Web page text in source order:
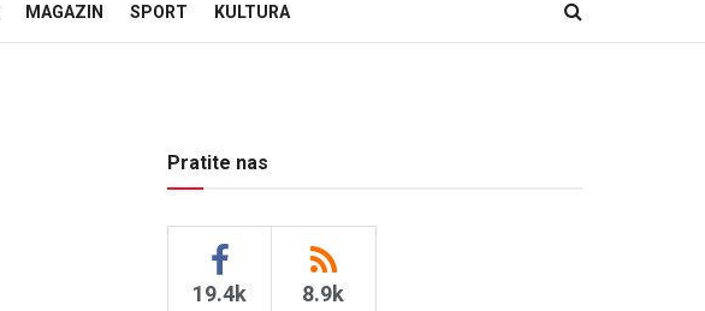
MAGAZIN SPORT KULTURA
Pratite nas
19.4k 8.9k